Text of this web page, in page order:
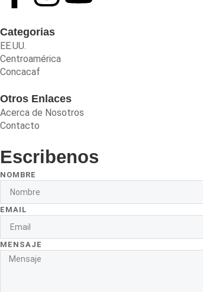
Categorias
EE.UU.
Centroamérica
Concacaf
Otros Enlaces
Acerca de Nosotros
Contacto
Escribenos
NOMBRE
EMAIL
MENSAJE